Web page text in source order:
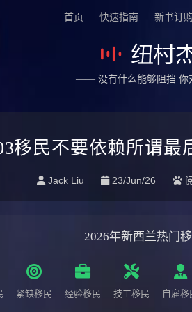
首页 快速指南 新书订购
—— 没有什么能够阻挡 你
移民不要依赖所谓最
Jack Liu 23/Jun/26
2026年新西兰热门
紧缺移民 经验移民 技工移民 自雇移